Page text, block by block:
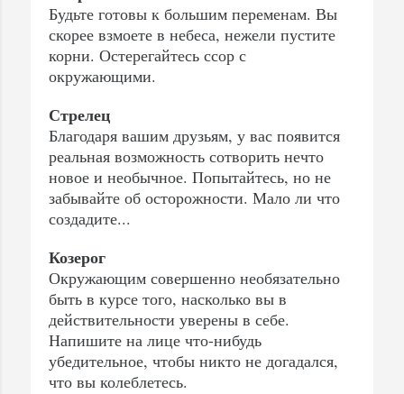
Будьте готовы к большим переменам. Вы
скорее взмоете в небеса, нежели пустите
корни. Остерегайтесь ссор с
окружающими.
Стрелец
Благодаря вашим друзьям, у вас появится
реальная возможность сотворить нечто
новое и необычное. Попытайтесь, но не
забывайте об осторожности. Мало ли что
создадите...
Козерог
Окружающим совершенно необязательно
быть в курсе того, насколько вы в
действительности уверены в себе.
Напишите на лице что-нибудь
убедительное, чтобы никто не догадался,
что вы колеблетесь.